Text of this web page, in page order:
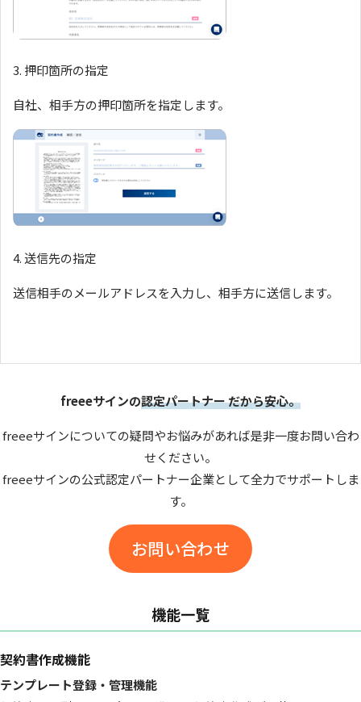
3. 押印箇所の指定
自社、相手方の押印箇所を指定します。
4. 送信先の指定
送信相手のメールアドレスを入力し、相手方に送信します。
freeeサインの認定パートナー だから安心。
freeeサインについての疑問やお悩みがあれば是非一度お問い合わ
せください。
freeeサインの公式認定パートナー企業として全力でサポートしま
す。
お問い合わせ
機能一覧
契約書作成機能
テンプレート登録・管理機能